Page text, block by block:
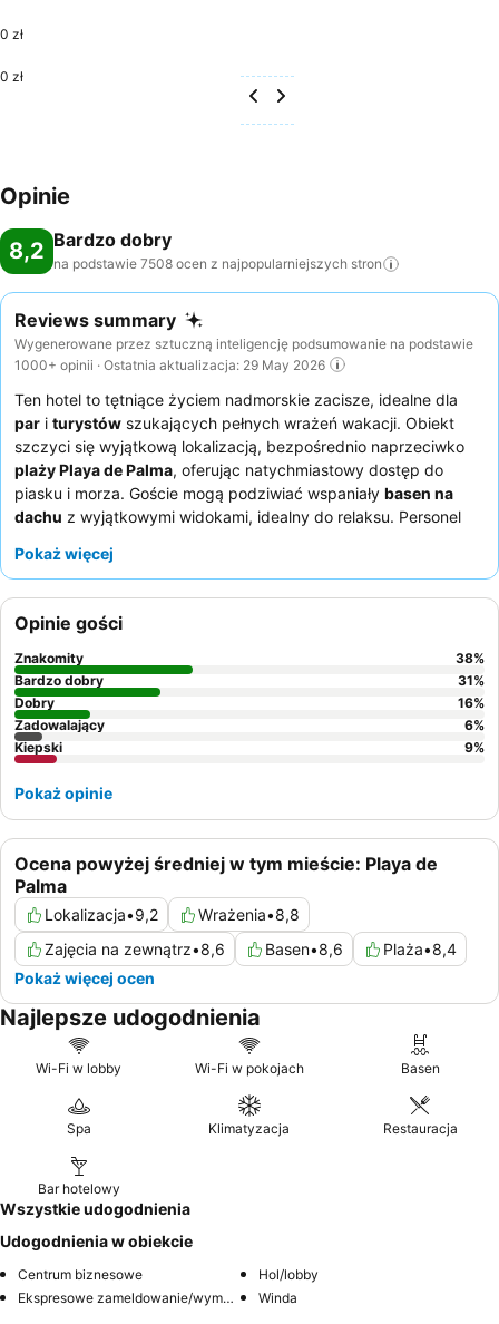
0 zł
0 zł
Opinie
8,2 Bardzo dobry
na podstawie 7508 ocen z najpopularniejszych stron
Reviews summary
Wygenerowane przez sztuczną inteligencję podsumowanie na podstawie
1000+ opinii · Ostatnia aktualizacja: 29 May 2026
Ten hotel to tętniące życiem nadmorskie zacisze, idealne dla
par i turystów szukających pełnych wrażeń wakacji. Obiekt
szczyci się wyjątkową lokalizacją, bezpośrednio naprzeciwko
plaży Playa de Palma, oferując natychmiastowy dostęp do
piasku i morza. Goście mogą podziwiać wspaniały basen na
dachu z wyjątkowymi widokami, idealny do relaksu. Personel
uzupełniając pyszne i urozmaicone
spokojniejszy pobyt, warto poprosić o pokój z widokiem na
ogród.
Pokaż więcej
Ocena powyżej średniej w tym mieście: Playa de
Palma
Lokalizacja•9,2 Wrażenia•8,8
Zajęcia na zewnątrz•8,6 Basen•8,6 Plaża•8,4
Pokaż więcej ocen
Opinie gości
Znakomity 38%
Bardzo dobry
31%
Dobry
16%
Zadowalający
6%
Kiepski
9%
Pokaż opinie
Najlepsze udogodnienia
Wi-Fi w lobby Wi-Fi w pokojach Basen
Spa Klimatyzacja Restauracja
Bar hotelowy
Wszystkie udogodnienia
Udogodnienia w obiekcie
Centrum biznesowe
Hol/lobby
Ekspresowe zameldowanie/wymeldowanie
Winda